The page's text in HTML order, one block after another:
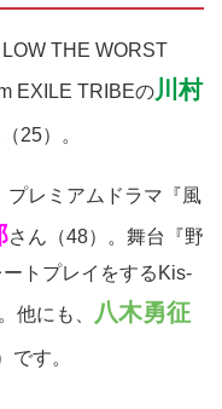
THE WORST
EXILE TRIBEの川村
25）。
レミアムドラマ『風
さん（48）。舞台『野
トプレイをするKis-
他にも、 八木勇征
です。